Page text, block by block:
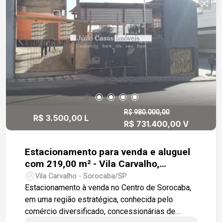
R$ 3.500,00 L
R$ 980.000,00
R$ 731.400,00 V
Estacionamento para venda e aluguel
com 219,00 m² - Vila Carvalho,
Sorocaba
Vila Carvalho - Sorocaba/SP
Estacionamento à venda no Centro de Sorocaba,
em uma região estratégica, conhecida pelo
comércio diversificado, concessionárias de